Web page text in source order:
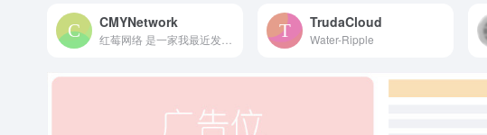
CMYNetwork TrudaCloud
Water-Ripple